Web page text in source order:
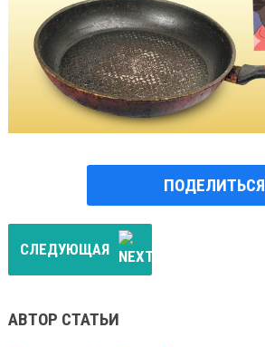
ПОДЕЛИТЬСЯ
СЛЕДУЮЩАЯ
АВТОР СТАТЬИ